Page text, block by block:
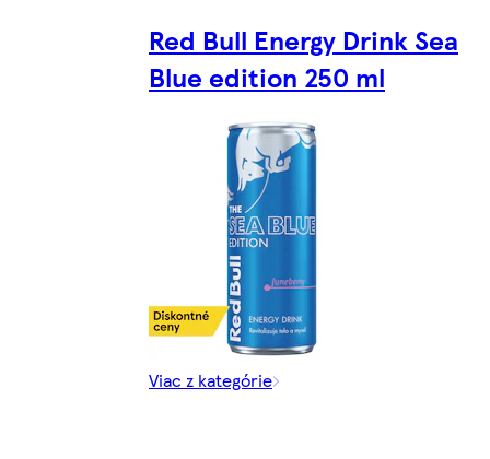
Red Bull Energy Drink Sea
Blue edition 250 ml
Viac z kategórie